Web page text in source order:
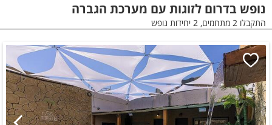
נופש בדרום לזוגות עם מערכת הגברה
התקבלו 2 מתחמים, 2 יחידות נופש
תאריך מבוקש
כמות נופשים וחדרים מיון לפי התקבלו2מתחמים, 2 יחידות
סינונים שנבחרו
הצג על
מפה